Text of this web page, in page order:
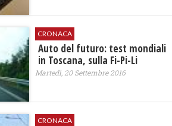
CRONACA
Auto del futuro: test mondiali
in Toscana, sulla Fi-Pi-Li
Martedì, 20 Settembre 2016
CRONACA